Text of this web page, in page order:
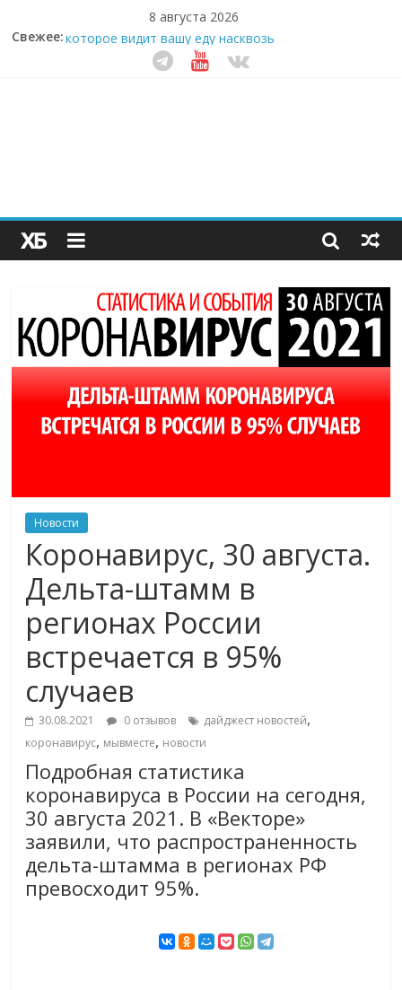
8 августа 2026
Свежее:
Забудьте о скучных ужинах: шеф-приложение,
которое видит вашу еду насквозь
Небо зовёт: как бизнес на полётах дронов и
пребиотиками становится главным трендом
здорового питания
Новости
Коронавирус, 30 августа.
Дельта-штамм в
регионах России
встречается в 95%
случаев
30.08.2021 0 отзывов дайджест новостей,
коронавирус, мывместе, новости
Подробная статистика
коронавируса в России на сегодня,
30 августа 2021. В «Векторе»
заявили, что распространенность
дельта-штамма в регионах РФ
превосходит 95%.